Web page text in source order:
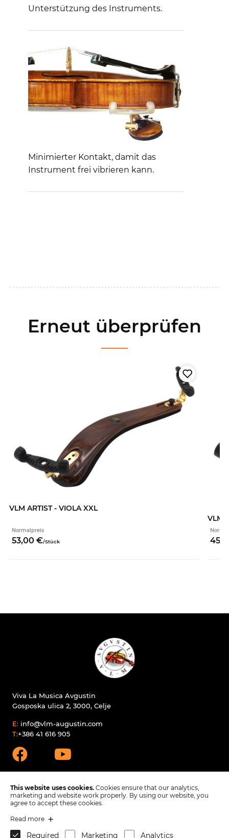
Unterstützung des Instruments.
Minimierter Kontakt, damit das
Instrument frei vibrieren kann.
Erneut überprüfen
VLM ARTIST - VIOLA XXL
Normalpreis
53,00 €/Stück
VLM
45,
Viva La Musica Avgustin
Gosposka ulica 2, 3000, Celje
E: info@vlm-augustin.com
T:+386 41 616 905
Produkte
Ersatzteilfüsse
Unternehmen
This website uses cookies. Cookies ensure that our analytics,
marketing and website work properly. By using our website, you
agree to accept these cookies.
Read more
Required Marketing Analytics